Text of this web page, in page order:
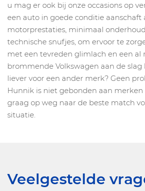
u mag er ook bij onze occasions op
een auto in goede conditie aanschaft
motorprestaties, minimaal
technische snufjes, om ervoor te
met een tevreden glimlach en een al
brommende Volkswagen aan de slag
liever voor een ander merk? Geen
Hunnik is niet gebonden aan
graag op weg naar de beste match
situatie.
Veelgestelde